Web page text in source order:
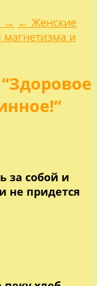
→ ← Женские
магнетизма и
за собой и
не придется